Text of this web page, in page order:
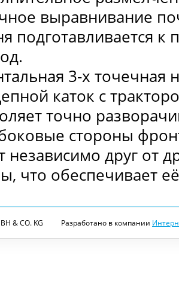
выравнивание
подготавливается к
3-х точечная
каток с
точно
стороны
независимо друг от
что обеспечивает
& CO. KG Разработано в компании